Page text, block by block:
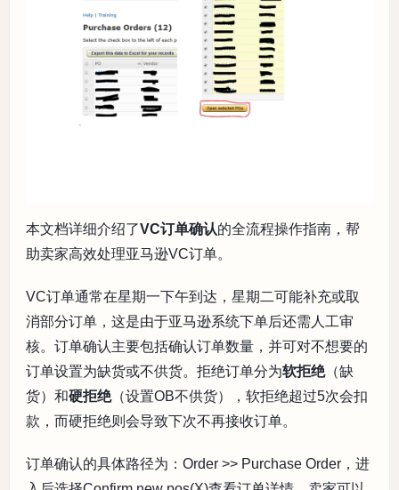
本文档详细介绍了VC订单确认的全流程操作指南，帮
助卖家高效处理亚马逊VC订单。
VC订单通常在星期一下午到达，星期二可能补充或取
消部分订单，这是由于亚马逊系统下单后还需人工审
核。订单确认主要包括确认订单数量，并可对不想要的
订单设置为缺货或不供货。拒绝订单分为软拒绝（缺
货）和硬拒绝（设置OB不供货），软拒绝超过5次会扣
款，而硬拒绝则会导致下次不再接收订单。
订单确认的具体路径为：Order >> Purchase Order，进